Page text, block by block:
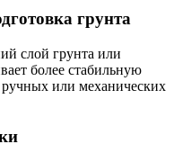
грунта
слой грунта или
более стабильную
или механических